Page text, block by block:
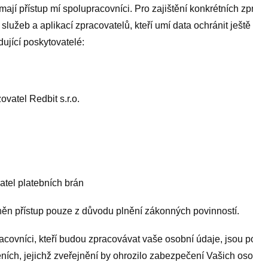
přístup mí spolupracovníci. Pro zajištění konkrétních
a aplikací zpracovatelů, kteří umí data ochránit
poskytovatelé:
Redbit s.r.o.
platebních brán
přístup pouze z důvodu plnění zákonných povinností.
kteří budou zpracovávat vaše osobní údaje, jsou
jejichž zveřejnění by ohrozilo zabezpečení Vašich